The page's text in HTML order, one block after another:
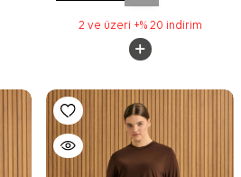
2 ve üzeri +% 20 indirim